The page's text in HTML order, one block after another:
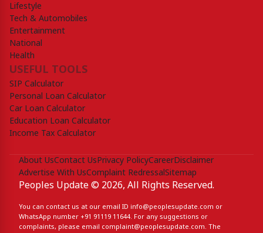
Lifestyle
Tech & Automobiles
Entertainment
National
Health
USEFUL TOOLS
SIP Calculator
Personal Loan Calculator
Car Loan Calculator
Education Loan Calculator
Income Tax Calculator
About UsContact UsPrivacy PolicyCareerDisclaimer
Advertise With UsComplaint RedressalSitemap
Peoples Update © 2026, All Rights Reserved.
You can contact us at our email ID info@peoplesupdate.com or
WhatsApp number +91 91119 11644. For any suggestions or
complaints, please email complaint@peoplesupdate.com. The